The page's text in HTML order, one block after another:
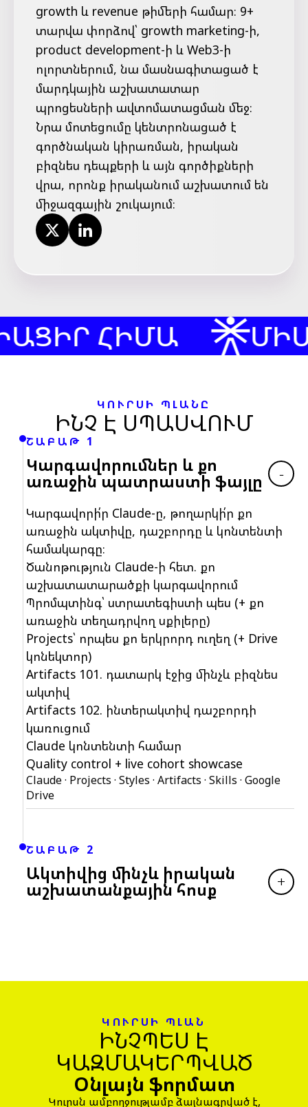
growth և revenue թիմերի համար։ 9+
տարվա փորձով՝ growth marketing-ի,
product development-ի և Web3-ի
ոլորտներում, նա մասնագիտացած է
մարդկային աշխատատար
պրոցեսների ավտոմատացման մեջ։
Նրա մոտեցումը կենտրոնացած է
գործնական կիրառման, իրական
բիզնես դեպքերի և այն գործիքների
վրա, որոնք իրականում աշխատում են
միջազգային շուկայում։
ՀԻՄԱ
ԿՈՒՐՍԻ ՊԼԱՆԸ
ԻՆՉ Է ՍՊԱՍՎՈՒՄ
ՇԱԲԱԹ 1
Կարգավորումներ և քո
առաջին պատրաստի ֆայլը −
Կարգավորի՛ր Claude-ը, թողարկի՛ր քո
առաջին ակտիվը, դաշբորդը և կոնտենտի
համակարգը։
Ծանոթություն Claude-ի հետ. քո
աշխատատարածքի կարգավորում
Պրոմպտինգ՝ ստրատեգիստի պես (+ քո
առաջին տեղադրվող սքիլերը)
Projects՝ որպես քո երկրորդ ուղեղ (+ Drive
կոնեկտոր)
Artifacts 101. դատարկ էջից մինչև բիզնես
ակտիվ
Artifacts 102. ինտերակտիվ դաշբորդի
կառուցում
Claude կոնտենտի համար
Quality control + live cohort showcase
Claude · Projects · Styles · Artifacts · Skills · Google
Drive
ՇԱԲԱԹ 2
Ակտիվից մինչև իրական
աշխատանքային հոսք +
ԿՈՒՐՍԻ ՊԼԱՆ
ԻՆՉՊԵՍ Է
ԿԱԶՄԱԿԵՐՊՎԱԾ
Օնլայն ֆորմատ
Կուրսն ամբողջությամբ ձայնագրված է,